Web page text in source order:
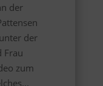
der
der
Frau
zum